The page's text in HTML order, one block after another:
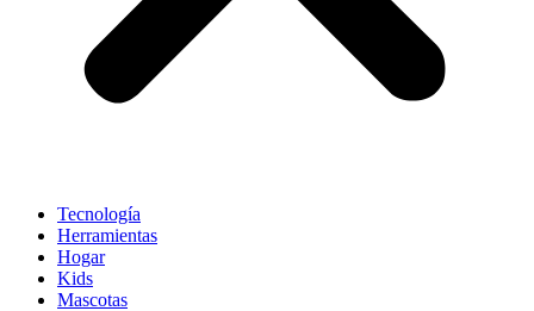
Tecnología
Herramientas
Hogar
Kids
Mascotas